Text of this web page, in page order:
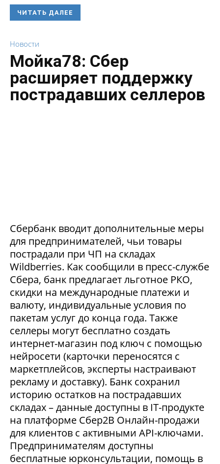
ЧИТАТЬ ДАЛЕЕ
Новости
Мойка78: Сбер
расширяет поддержку
пострадавших селлеров
Сбербанк вводит дополнительные меры
для предпринимателей, чьи товары
пострадали при ЧП на складах
Wildberries. Как сообщили в пресс-службе
Сбера, банк предлагает льготное РКО,
скидки на международные платежи и
валюту, индивидуальные условия по
пакетам услуг до конца года. Также
селлеры могут бесплатно создать
интернет-магазин под ключ с помощью
нейросети (карточки переносятся с
маркетплейсов, эксперты настраивают
рекламу и доставку). Банк сохранил
историю остатков на пострадавших
складах – данные доступны в IT-продукте
на платформе Сбер2В Онлайн-продажи
для клиентов с активными API-ключами.
Предпринимателям доступны
бесплатные юрконсультации, помощь в